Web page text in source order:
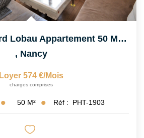
Nancy Boulevard Lobau Appartement 50 M² Lumineux Avec 2...
, Nancy
Loyer 574 €/mois
charges comprises
50 M² Réf : PHT-1903